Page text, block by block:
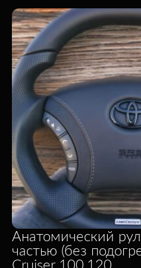
Анатомический
частью (без
Cruiser 100,120 …..